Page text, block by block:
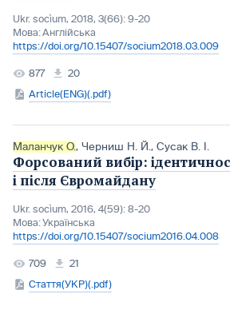
Ukr. socìum, 2018, 3(66): 9-20
Мова:Англійська
https://doi.org/10.15407/socium2018.03.009
877
20
Article(ENG)(.pdf)
Маланчук О., Черниш Н. Й. , Сусак В. І.
Форсований вибір:
і після Євромайдану
Ukr. socìum, 2016, 4(59): 8-20
Мова:Українська
https://doi.org/10.15407/socium2016.04.008
709
21
Стаття(УКР)(.pdf)